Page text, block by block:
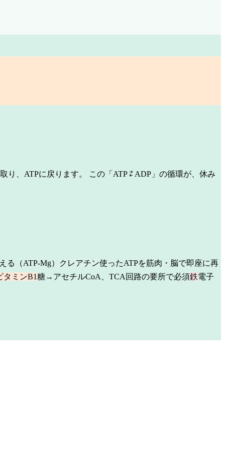
、ATPに戻ります。 この「ATP ⇄ ADP」の循環が、休み
る（ATP-Mg） クレアチン使ったATPを筋肉・脳で即座に再
タミンB1糖→アセチルCoA、TCA回路の要所で必須鉄電子